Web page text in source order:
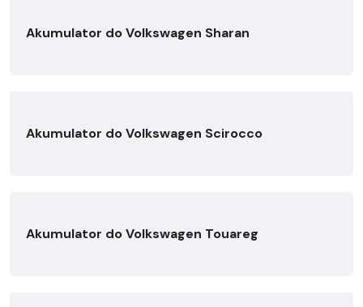
Akumulator do Volkswagen Sharan
Akumulator do Volkswagen Scirocco
Akumulator do Volkswagen Touareg